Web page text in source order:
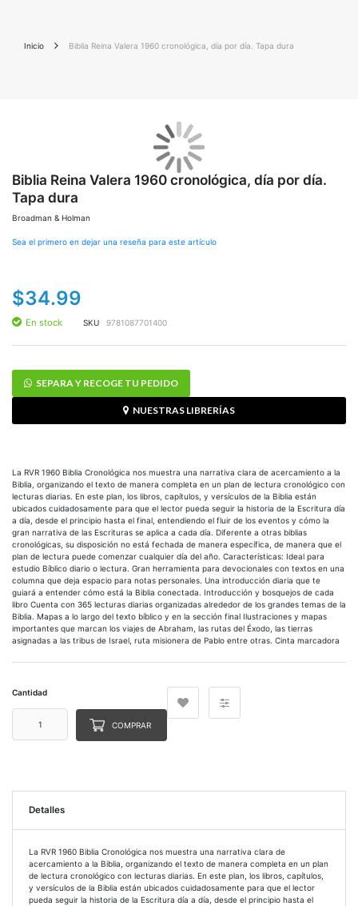
Inicio Biblia Reina Valera 1960 cronológica, día por día. Tapa dura
final
de
de
Biblia Reina Valera 1960 cronológica, día por día.
Tapa dura
Broadman & Holman
Sea el primero en dejar una reseña para este artículo
$34.99
En stock SKU 9781087701400
SEPARA Y RECOGE TU PEDIDO
NUESTRAS LIBRERÍAS
La RVR 1960 Biblia Cronológica nos muestra una narrativa clara de acercamiento a la
Biblia, organizando el texto de manera completa en un plan de lectura cronológico con
lecturas diarias. En este plan, los libros, capítulos, y versículos de la Biblia están
ubicados cuidadosamente para que el lector pueda seguir la historia de la Escritura día
a día, desde el principio hasta el final, entendiendo el fluir de los eventos y cómo la
gran narrativa de las Escrituras se aplica a cada día. Diferente a otras biblias
cronológicas, su disposición no está fechada de manera específica, de manera que el
plan de lectura puede comenzar cualquier día del año. Características: Ideal para
estudio Bíblico diario o lectura. Gran herramienta para devocionales con textos en una
columna que deja espacio para notas personales. Una introducción diaria que te
guiará a entender cómo está la Biblia conectada. Introducción y bosquejos de cada
libro Cuenta con 365 lecturas diarias organizadas alrededor de los grandes temas de la
Biblia. Mapas a lo largo del texto bíblico y en la sección final Ilustraciones y mapas
importantes que marcan los viajes de Abraham, las rutas del Éxodo, las tierras
asignadas a las tribus de Israel, ruta misionera de Pablo entre otras. Cinta marcadora
Cantidad
COMPRAR
Detalles
La RVR 1960 Biblia Cronológica nos muestra una narrativa clara de
acercamiento a la Biblia, organizando el texto de manera completa en un plan
de lectura cronológico con lecturas diarias. En este plan, los libros, capítulos,
y versículos de la Biblia están ubicados cuidadosamente para que el lector
pueda seguir la historia de la Escritura día a día, desde el principio hasta el